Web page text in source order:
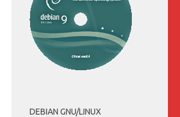
DEBIAN GNU/LINUX